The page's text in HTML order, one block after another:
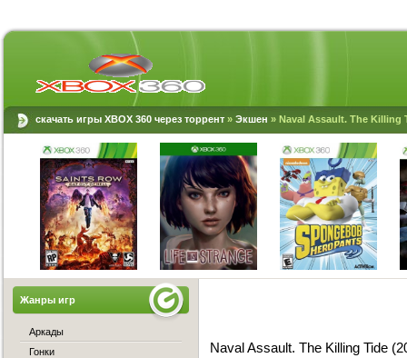
скачать игры XBOX 360 через торрент » Экшен » Naval Assault. The Killing
Naval Assault. The Killing Tide
Жанры игр
Аркады
Гонки